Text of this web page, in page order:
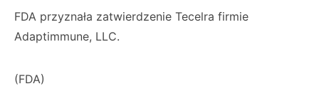
FDA przyznała zatwierdzenie Tecelra firmie
Adaptimmune, LLC.
(FDA)